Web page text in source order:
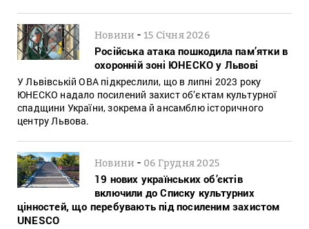
Новини -15 Січня 2026
Російська атака пошкодила пам’ятки в
охоронній зоні ЮНЕСКО у Львові
У Львівській ОВА підкреслили, що в липні 2023 року
ЮНЕСКО надало посилений захист об’єктам культурної
спадщини України, зокрема й ансамблю історичного
центру Львова.
Новини - 06 Грудня 2025
19 нових українських об’єктів
включили до Списку культурних
цінностей, що перебувають під посиленим захистом
UNESCO